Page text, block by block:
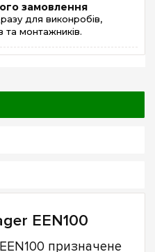
замовлення
для виконробів,
та монтажників.
EEN100
призначене